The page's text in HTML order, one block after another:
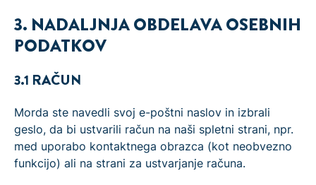
3. NADALJNJA OBDELAVA OSEBNIH
PODATKOV
3.1 RAČUN
Morda ste navedli svoj e-poštni naslov in izbrali
geslo, da bi ustvarili račun na naši spletni strani, npr.
med uporabo kontaktnega obrazca (kot neobvezno
funkcijo) ali na strani za ustvarjanje računa.